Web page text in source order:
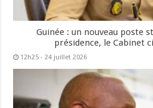
Guinée : un nouveau poste
présidence, le Cabinet
12h25 - 24 juillet 2026